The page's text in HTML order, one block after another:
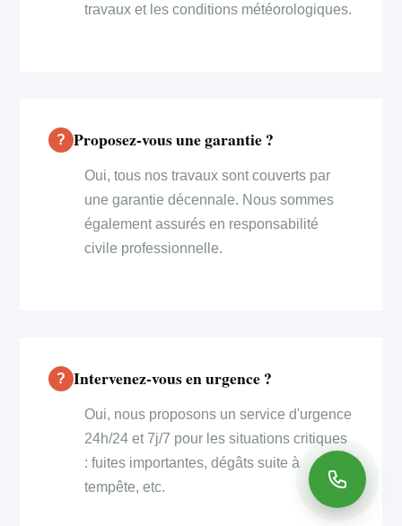
travaux et les conditions météorologiques.
Proposez-vous une garantie ?
Oui, tous nos travaux sont couverts par
une garantie décennale. Nous sommes
également assurés en responsabilité
civile professionnelle.
Intervenez-vous en urgence ?
Oui, nous proposons un service d'urgence
24h/24 et 7j/7 pour les situations critiques
: fuites importantes, dégâts suite à
tempête, etc.